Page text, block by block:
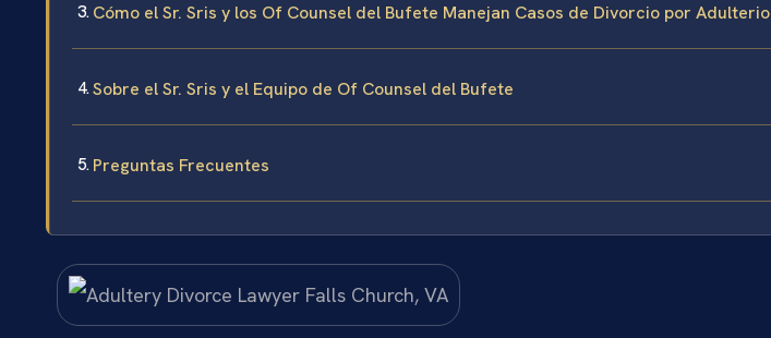
Cómo el Sr. Sris y los Of Counsel del Bufete Manejan Casos de Divorcio por Adulterio
Sobre el Sr. Sris y el Equipo de Of Counsel del Bufete
Preguntas Frecuentes